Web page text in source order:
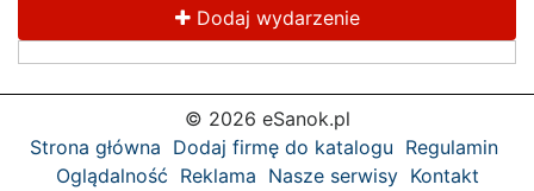
Dodaj wydarzenie
© 2026 eSanok.pl
Strona główna Dodaj firmę do katalogu Regulamin
Oglądalność Reklama Nasze serwisy Kontakt